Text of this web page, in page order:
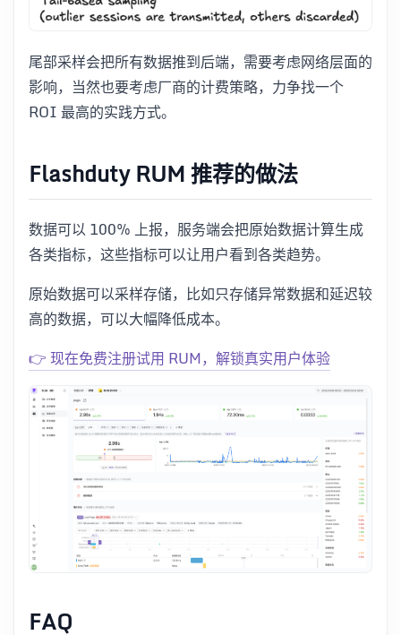
尾部采样会把所有数据推到后端，需要考虑网络层面的
影响，当然也要考虑厂商的计费策略，力争找一个
ROI 最高的实践方式。
Flashduty RUM 推荐的做法
数据可以 100% 上报，服务端会把原始数据计算生成
各类指标，这些指标可以让用户看到各类趋势。
原始数据可以采样存储，比如只存储异常数据和延迟较
高的数据，可以大幅降低成本。
👉 现在免费注册试用 RUM，解锁真实用户体验
FAQ